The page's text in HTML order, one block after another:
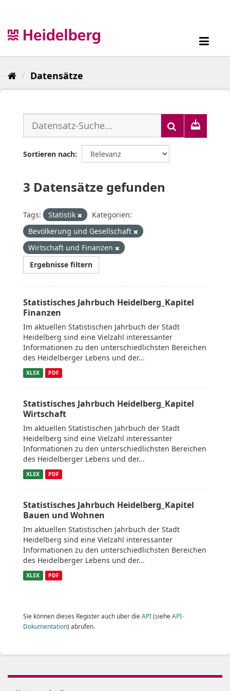
Datensätze
Sortieren nach
3 Datensätze gefunden
Tags: Statistik
Kategorien:
Bevölkerung und Gesellschaft
Wirtschaft und Finanzen
Ergebnisse filtern
Statistisches Jahrbuch Heidelberg_Kapitel
Finanzen
Im aktuellen Statistischen Jahrbuch der Stadt
Heidelberg sind eine Vielzahl interessanter
Informationen zu den unterschiedlichsten Bereichen
des Heidelberger Lebens und der...
XLSX PDF
Statistisches Jahrbuch Heidelberg_Kapitel
Wirtschaft
Im aktuellen Statistischen Jahrbuch der Stadt
Heidelberg sind eine Vielzahl interessanter
Informationen zu den unterschiedlichsten Bereichen
des Heidelberger Lebens und der...
XLSX PDF
Statistisches Jahrbuch Heidelberg_Kapitel
Bauen und Wohnen
Im aktuellen Statistischen Jahrbuch der Stadt
Heidelberg sind eine Vielzahl interessanter
Informationen zu den unterschiedlichsten Bereichen
des Heidelberger Lebens und der...
XLSX PDF
Sie können dieses Register auch über die API(siehe API-
Dokumentation) abrufen.